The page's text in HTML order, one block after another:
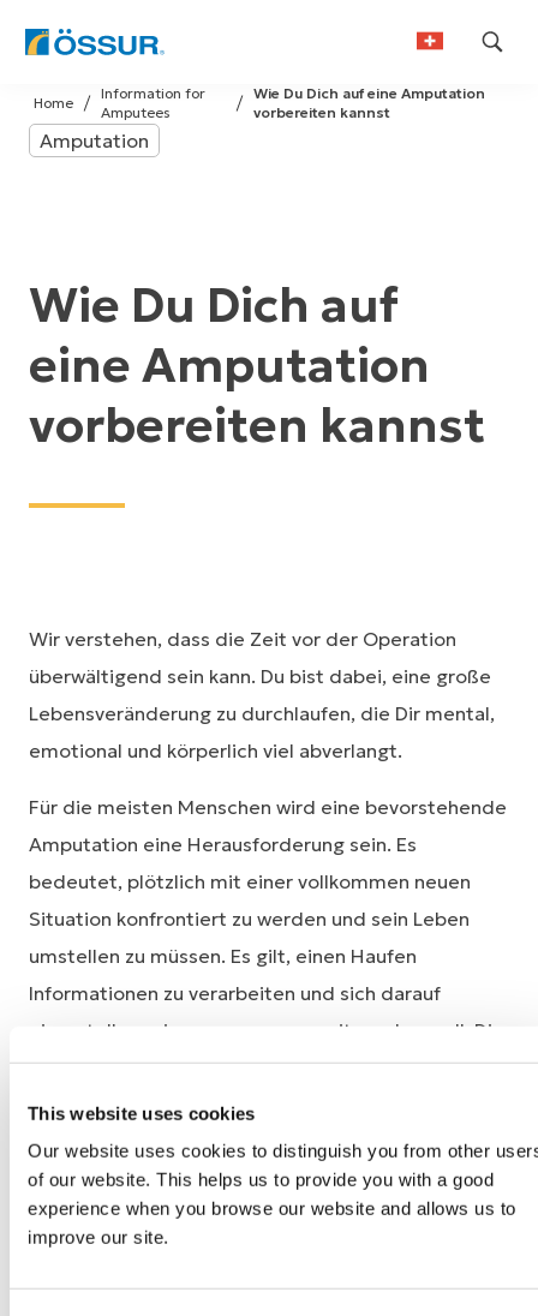
This website uses cookies
Our website uses cookies to distinguish you from other
of our website. This helps us to provide you with a good
experience when you browse our website and allows us to
improve our site.
Skip
to
content
German
Wie Du Dich auf eine Amputation
vorbereiten kannst
Information for
Amputees
Home
Amputation
Wie Du Dich auf
eine Amputation
vorbereiten kannst
Wir verstehen, dass die Zeit vor der Operation
überwältigend sein kann. Du bist dabei, eine große
Lebensveränderung zu durchlaufen, die Dir mental,
emotional und körperlich viel abverlangt.
Für die meisten Menschen wird eine bevorstehende
Amputation eine Herausforderung sein. Es
bedeutet, plötzlich mit einer vollkommen neuen
Situation konfrontiert zu werden und sein Leben
umstellen zu müssen. Es gilt, einen Haufen
Informationen zu verarbeiten und sich darauf
einzustellen, wie es von nun an weitergehen soll. Die
Konsequenzen einer Amputation betreffen daher
nicht nur den Körper, sondern insbesondere auch
den Verstand und die Seele. Nimm Dir so viel Zeit,
wie Du brauchst, um Dich mit Deiner neuen
Lebenssituation anzufreunden – denn das ist
wichtig und legt den Grundstein für Deine Zukunft.